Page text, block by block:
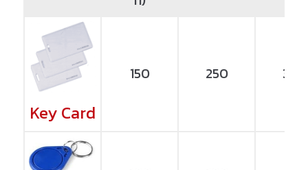
Key Card
150 250 350